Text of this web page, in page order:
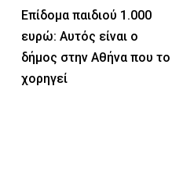
Επίδομα παιδιού 1.000
ευρώ: Αυτός είναι ο
δήμος στην Αθήνα που το
χορηγεί